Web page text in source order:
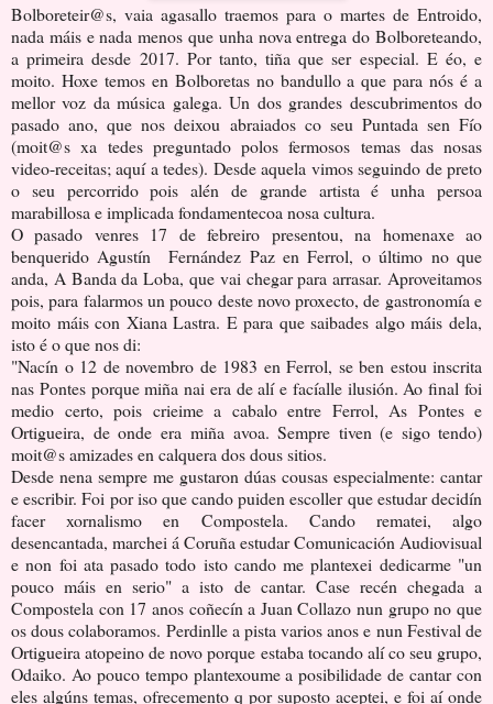
Bolboreteir@s, vaia agasallo traemos para o martes de Entroido,
nada máis e nada menos que unha nova entrega do Bolboreteando,
a primeira desde 2017. Por tanto, tiña que ser especial. E éo, e
moito. Hoxe temos en Bolboretas no bandullo a que para nós é a
mellor voz da música galega. Un dos grandes descubrimentos do
pasado ano, que nos deixou abraiados co seu Puntada sen Fío
(moit@s xa tedes preguntado polos fermosos temas das nosas
video-receitas; aquí a tedes). Desde aquela vimos seguindo de preto
o seu percorrido pois alén de grande artista é unha persoa
marabillosa e implicada fondamentecoa nosa cultura.
O pasado venres 17 de febreiro presentou, na homenaxe ao
benquerido Agustín Fernández Paz en Ferrol, o último no que
anda, A Banda da Loba, que vai chegar para arrasar. Aproveitamos
pois, para falarmos un pouco deste novo proxecto, de gastronomía e
moito máis con Xiana Lastra. E para que saibades algo máis dela,
isto é o que nos di:
"Nacín o 12 de novembro de 1983 en Ferrol, se ben estou inscrita
nas Pontes porque miña nai era de alí e facíalle ilusión. Ao final foi
medio certo, pois crieime a cabalo entre Ferrol, As Pontes e
Ortigueira, de onde era miña avoa. Sempre tiven (e sigo tendo)
moit@s amizades en calquera dos dous sitios.
Desde nena sempre me gustaron dúas cousas especialmente: cantar
e escribir. Foi por iso que cando puiden escoller que estudar decidín
facer xornalismo en Compostela. Cando rematei, algo
desencantada, marchei á Coruña estudar Comunicación Audiovisual
e non foi ata pasado todo isto cando me plantexei dedicarme "un
pouco máis en serio" a isto de cantar. Case recén chegada a
Compostela con 17 anos coñecín a Juan Collazo nun grupo no que
os dous colaboramos. Perdinlle a pista varios anos e nun Festival de
Ortigueira atopeino de novo porque estaba tocando alí co seu grupo,
Odaiko. Ao pouco tempo plantexoume a posibilidade de cantar con
eles algúns temas, ofrecemento q por suposto aceptei, e foi aí onde